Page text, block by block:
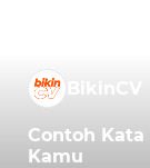
Contoh
Kamu